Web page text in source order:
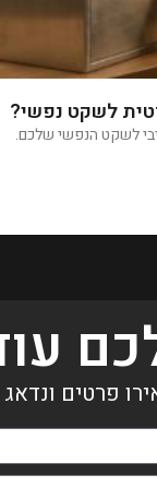
לשקט נפשי?
לשקט הנפשי שלכם.
פרטים